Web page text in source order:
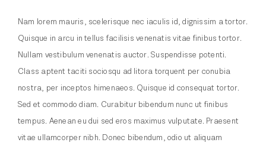
Nam lorem mauris, scelerisque nec iaculis id, dignissim a tortor.
Quisque in arcu in tellus facilisis venenatis vitae finibus tortor.
Nullam vestibulum venenatis auctor. Suspendisse potenti.
Class aptent taciti sociosqu ad litora torquent per conubia
nostra, per inceptos himenaeos. Quisque id consequat tortor.
Sed et commodo diam. Curabitur bibendum nunc ut finibus
tempus. Aenean eu dui sed eros maximus vulputate. Praesent
vitae ullamcorper nibh. Donec bibendum, odio ut aliquam